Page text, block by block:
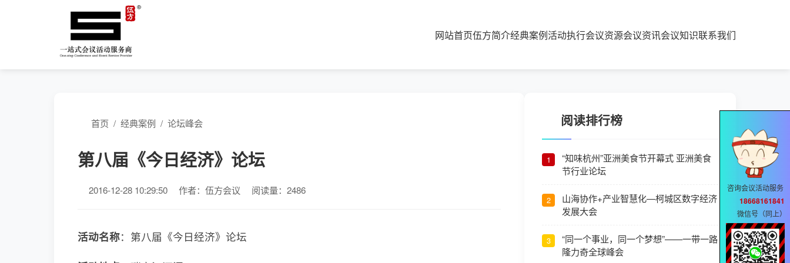
网站首页伍方简介经典案例活动执行会议资源会议资讯会议知识联系我们
首页 / 经典案例 / 论坛峰会
第八届《今日经济》论坛
2016-12-28 10:29:50 作者：伍方会议 阅读量：2486
活动名称：第八届《今日经济》论坛
阅读排行榜
1
“知味杭州”亚洲美食节开幕式 亚洲美食
节行业论坛
2
山海协作+产业智慧化—柯城区数字经济
发展大会
3
“同一个事业，同一个梦想”——一带一路
隆力奇全球峰会
咨询会议活动服务
18668161841
微信号（同上）